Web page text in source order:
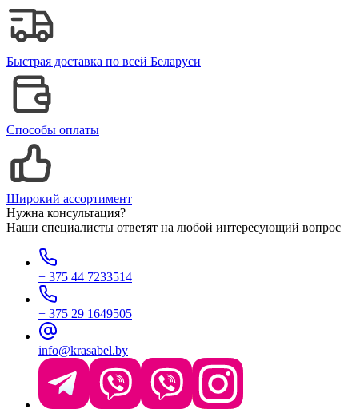
Быстрая доставка по всей Беларуси
Способы оплаты
Широкий ассортимент
Нужна консультация?
Наши специалисты ответят на любой интересующий вопрос
+ 375 44 7233514
+ 375 29 1649505
info@krasabel.by